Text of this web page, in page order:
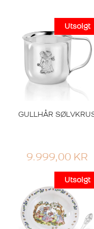
GULLHÅR
9.999,00 KR